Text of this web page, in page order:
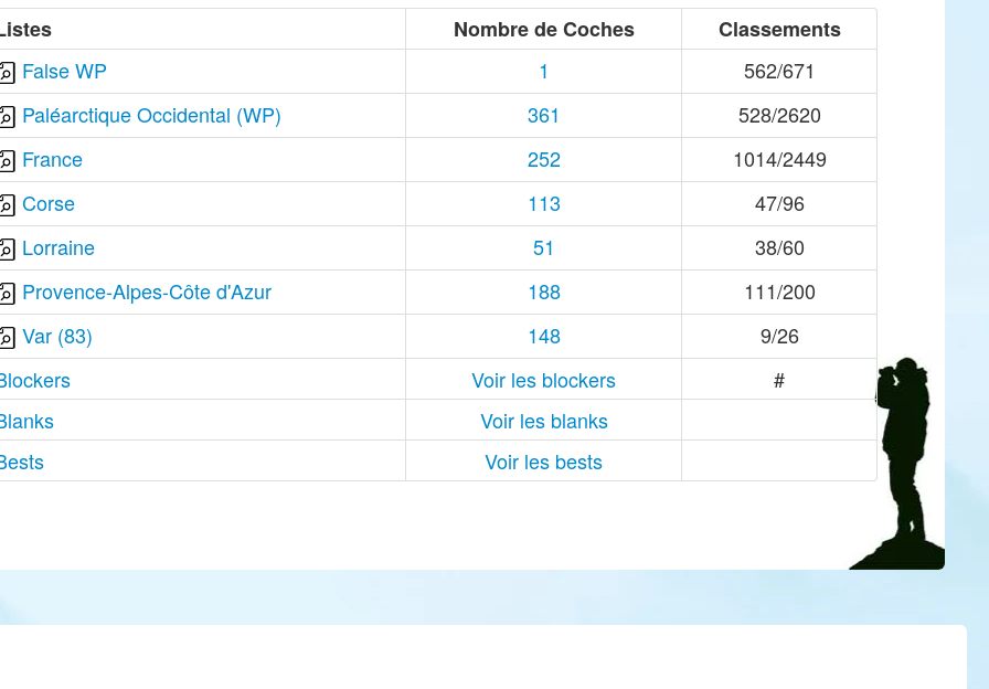
Nombre de Coches
Classements
False WP
1
562/671
Paléarctique Occidental (WP)
361
528/2620
France
252
1014/2449
Corse
113
47/96
Lorraine
51
38/60
Provence-Alpes-Côte d'Azur
188
111/200
Var (83)
148
9/26
Voir les blockers
#
Voir les blanks
Voir les bests